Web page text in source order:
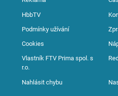
HbbTV
Podmínky užívání
Cookies
Vlastník FTV Prima spol. s
r.o.
Nahlásit chybu